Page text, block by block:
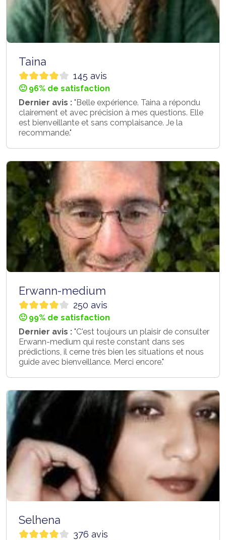
Taina
145 avis
🙂 96% de satisfaction
Dernier avis : "Belle expérience. Taina a répondu
clairement et avec précision à mes questions. Elle
est bienveillante et sans complaisance. Je la
recommande."
Erwann-medium
250 avis
🙂 99% de satisfaction
Dernier avis : "C'est toujours un plaisir de consulter
Erwann-medium qui reste constant dans ses
prédictions, il cerne très bien les situations et nous
guide avec bienveillance. Merci encore."
Selhena
376 avis